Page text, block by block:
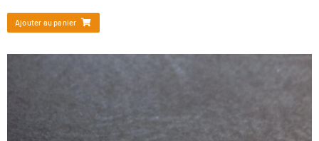
Ajouter au panier